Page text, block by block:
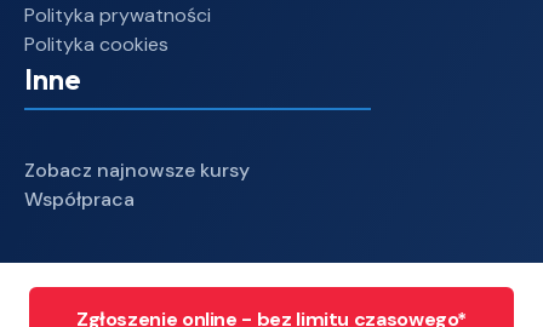
Zgłoszenie online - bez limitu czasowego*
Polityka prywatności
Polityka cookies
Inne
Zobacz najnowsze kursy
Współpraca